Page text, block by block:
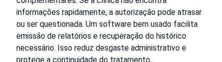
informações rapidamente, a autorização pode atrasar
ou ser questionada. Um software bem usado facilita
emissão de relatórios e recuperação do histórico
necessário. Isso reduz desgaste administrativo e
protege a continuidade do tratamento.